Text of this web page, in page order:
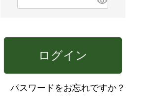
ログイン
パスワードをお忘れですか？